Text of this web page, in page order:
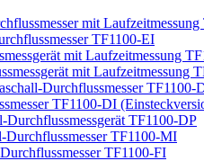
mit
TF1100-EI
mit Laufzeitmessung
mit Laufzeitmessung
Durchflussmesser TF1100-
TF1100-DI
TF1100-DP
TF1100-MI
TF1100-FI